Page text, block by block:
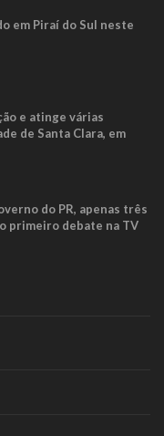
em Piraí do Sul neste
e atinge várias
de Santa Clara, em
do PR, apenas três
primeiro debate na TV